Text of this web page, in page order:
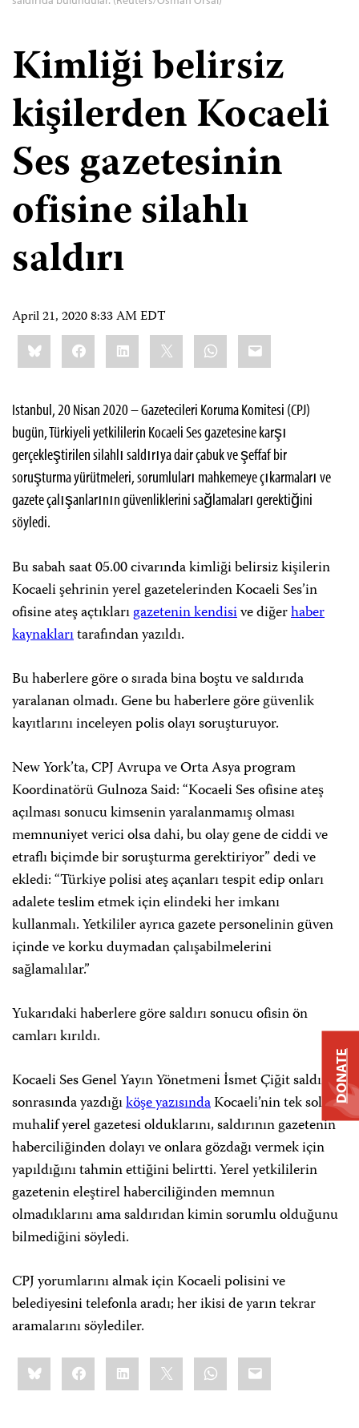
Kimliği belirsiz
kişilerden Kocaeli
Ses gazetesinin
ofisine silahlı
saldırı
April 21, 2020 8:33 AM EDT
Share
this:BlueskyFacebookLinkedIn WhatsApp
Email
Istanbul, 20 Nisan 2020 – Gazetecileri Koruma Komitesi (CPJ)
bugün, Türkiyeli yetkililerin Kocaeli Ses gazetesine karşı
gerçekleştirilen silahlı saldırıya dair çabuk ve şeffaf bir
soruşturma yürütmeleri, sorumluları mahkemeye çıkarmaları ve
gazete çalışanlarının güvenliklerini sağlamaları gerektiğini
söyledi.
Bu sabah saat 05.00 civarında kimliği belirsiz kişilerin
Kocaeli şehrinin yerel gazetelerinden Kocaeli Ses’in
ofisine ateş açtıklarıgazetenin kendisive diğerhaber
kaynaklarıtarafından yazıldı.
Bu haberlere göre o sırada bina boştu ve saldırıda
yaralanan olmadı. Gene bu haberlere göre güvenlik
kayıtlarını inceleyen polis olayı soruşturuyor.
New York’ta, CPJ Avrupa ve Orta Asya program
Koordinatörü Gulnoza Said: “Kocaeli Ses ofisine ateş
açılması sonucu kimsenin yaralanmamış olması
memnuniyet verici olsa dahi, bu olay gene de ciddi ve
etraflı biçimde bir soruşturma gerektiriyor” dedi ve
ekledi: “Türkiye polisi ateş açanları tespit edip onları
adalete teslim etmek için elindeki her imkanı
kullanmalı. Yetkililer ayrıca gazete personelinin güven
içinde ve korku duymadan çalışabilmelerini
sağlamalılar.”
Yukarıdaki haberlere göre saldırı sonucu ofisin ön
camları kırıldı.
Kocaeli Ses Genel Yayın Yönetmeni İsmet Çiğit saldırı
sonrasında yazdığıköşe yazısındaKocaeli’nin tek sol
muhalif yerel gazetesi olduklarını, saldırının gazetenin
haberciliğinden dolayı ve onlara gözdağı vermek için
yapıldığını tahmin ettiğini belirtti. Yerel yetkililerin
gazetenin eleştirel haberciliğinden memnun
olmadıklarını ama saldırıdan kimin sorumlu olduğunu
bilmediğini söyledi.
CPJ yorumlarını almak için Kocaeli polisini ve
belediyesini telefonla aradı; her ikisi de yarın tekrar
aramalarını söylediler.
Share
this:BlueskyFacebookLinkedIn WhatsApp
Email
DONATE